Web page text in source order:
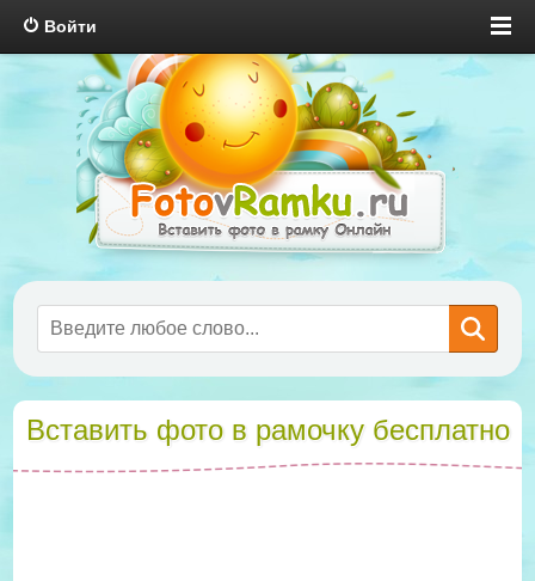
Войти
Вставить фото в рамочку бесплатно